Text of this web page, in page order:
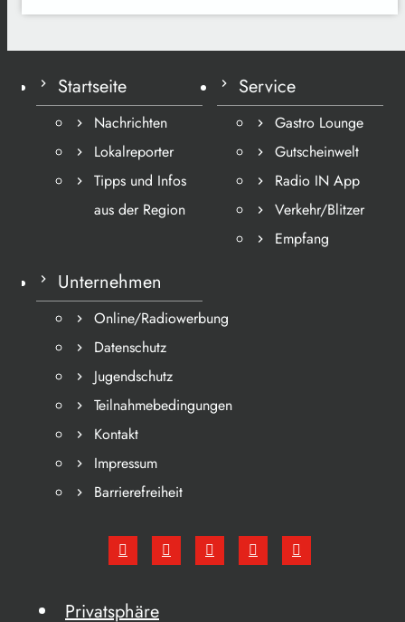
Startseite
Nachrichten
Lokalreporter
Tipps und Infos
aus der Region
Service
Gastro Lounge
Gutscheinwelt
Radio IN App
Verkehr/Blitzer
Empfang
Unternehmen
Online/Radiowerbung
Datenschutz
Jugendschutz
Teilnahmebedingungen
Kontakt
Impressum
Barrierefreiheit
Privatsphäre